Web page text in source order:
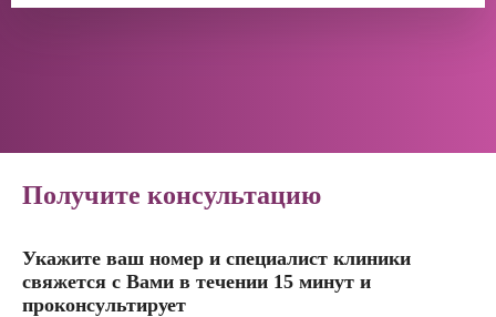
Получите консультацию
Укажите ваш номер и специалист клиники
свяжется с Вами в течении 15 минут и
проконсультирует